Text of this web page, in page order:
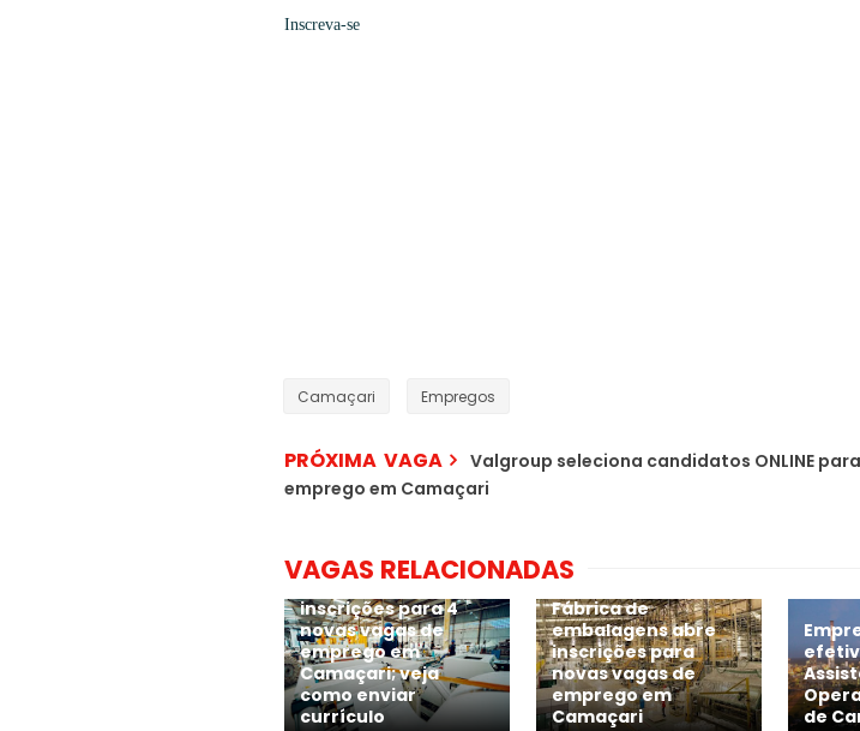
Inscreva-se
Camaçari Empregos
PRÓXIMA VAGA
Valgroup seleciona candidatos ONLINE
emprego em Camaçari
VAGAS RELACIONADAS
inscrições para 4
novas vagas de
emprego em
Camaçari; veja
como enviar
currículo
Fábrica de
embalagens abre
inscrições para
novas vagas de
emprego em
Camaçari
de